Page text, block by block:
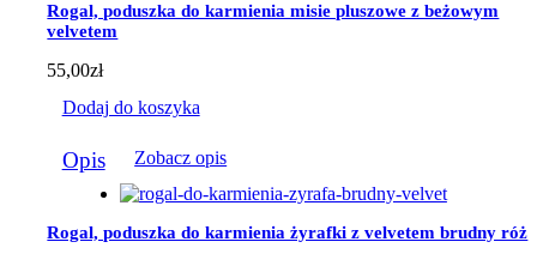
można
wybrać
na
stronie
produktu
Rogal, poduszka do karmienia misie pluszowe z beżowym
velvetem
55,00zł
Dodaj do koszyka
Opis Zobacz opis
Rogal, poduszka do karmienia żyrafki z velvetem brudny róż